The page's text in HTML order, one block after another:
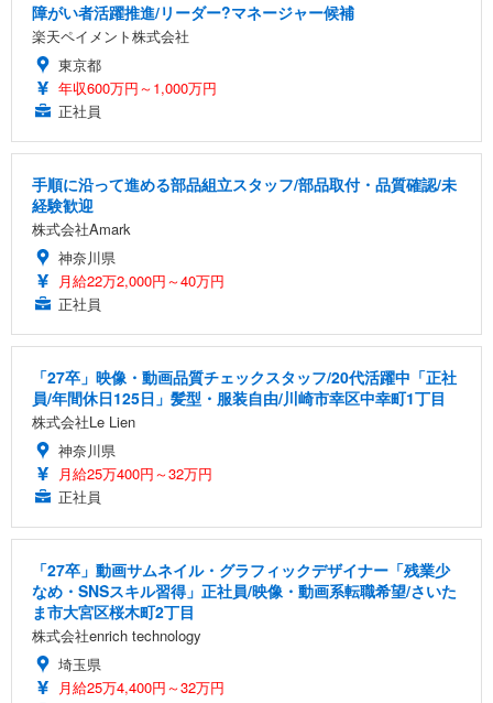
障がい者活躍推進/リーダー?マネージャー候補
楽天ペイメント株式会社
東京都
年収600万円～1,000万円
正社員
手順に沿って進める部品組立スタッフ/部品取付・品質確認/未
経験歓迎
株式会社Amark
神奈川県
月給22万2,000円～40万円
正社員
「27卒」映像・動画品質チェックスタッフ/20代活躍中「正社
員/年間休日125日」髪型・服装自由/川崎市幸区中幸町1丁目
株式会社Le Lien
神奈川県
月給25万400円～32万円
正社員
「27卒」動画サムネイル・グラフィックデザイナー「残業少
なめ・SNSスキル習得」正社員/映像・動画系転職希望/さいた
ま市大宮区桜木町2丁目
株式会社enrich technology
埼玉県
月給25万4,400円～32万円